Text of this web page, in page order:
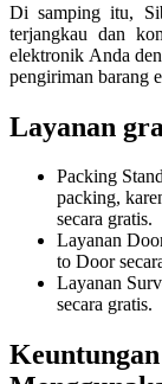
Di samping itu,
terjangkau dan
elektronik Anda
pengiriman barang
Layanan
Packing
packing,
secara gratis.
Layanan
to Door
Layanan
secara gratis.